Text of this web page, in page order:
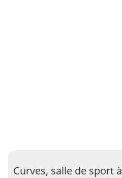
Curves, salle de sport